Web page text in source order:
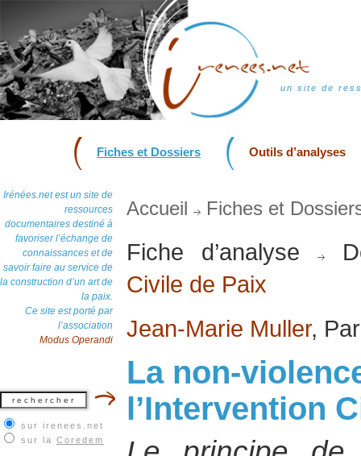
un site de
Fiches et Dossiers Outils d’analyses
Irénées.net est un site de
ressources
documentaires destiné à
favoriser l’échange de
connaissances et de
savoir faire au service de
la construction d’un art de
la paix.
Ce site est porté par
l’association
Modus Operandi
sur irenees.net
sur la Coredem
Accueil Fiches et
Fiche d’analyse
Civile de Paix
Jean-Marie Muller,
La non-
l’Intervention